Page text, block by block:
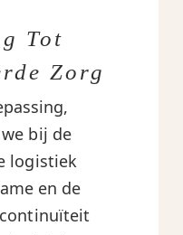
Tot
Zorg
bij de
logistiek
en de